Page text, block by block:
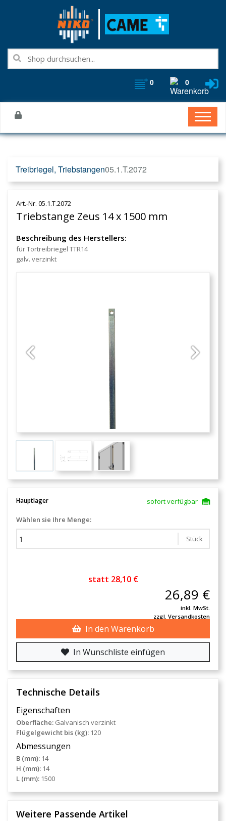
0 0
Treibriegel, Triebstangen05.1.T.2072
Art.-Nr. 05.1.T.2072
Triebstange Zeus 14 x 1500 mm
Previous Next
Beschreibung des Herstellers:
für Tortreibriegel TTR14
galv. verzinkt
Hauptlager
sofort verfügbar
Wählen sie Ihre Menge:
Stück
statt 28,10 €
26,89 €
inkl. MwSt.
zzgl. Versandkosten
In den Warenkorb
In Wunschliste einfügen
Technische Details
Eigenschaften
Oberfläche: Galvanisch verzinkt
Flügelgewicht bis (kg): 120
Abmessungen
B (mm): 14
H (mm): 14
L (mm): 1500
Weitere Passende Artikel